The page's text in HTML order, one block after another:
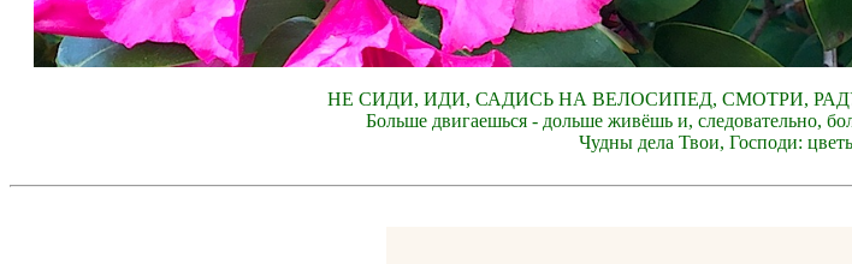
НЕ СИДИ, ИДИ, САДИСЬ НА ВЕЛОСИПЕД, СМОТРИ,
Больше двигаешься - дольше живёшь и, следовательно,
Чудны дела Твои, Господи: